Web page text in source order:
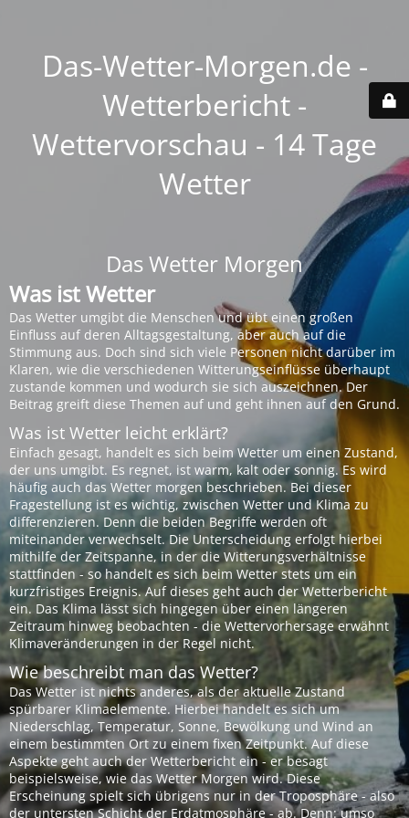
Das-Wetter-Morgen.de -
Wetterbericht -
Wettervorschau - 14 Tage
Wetter
Das Wetter Morgen
Was ist Wetter
Das Wetter umgibt die Menschen und übt einen großen
Einfluss auf deren Alltagsgestaltung, aber auch auf die
Stimmung aus. Doch sind sich viele Personen nicht darüber im
Klaren, wie die verschiedenen Witterungseinflüsse überhaupt
zustande kommen und wodurch sie sich auszeichnen. Der
Beitrag greift diese Themen auf und geht ihnen auf den Grund.
Was ist Wetter leicht erklärt?
Einfach gesagt, handelt es sich beim Wetter um einen Zustand,
der uns umgibt. Es regnet, ist warm, kalt oder sonnig. Es wird
häufig auch das Wetter morgen beschrieben. Bei dieser
Fragestellung ist es wichtig, zwischen Wetter und Klima zu
differenzieren. Denn die beiden Begriffe werden oft
miteinander verwechselt. Die Unterscheidung erfolgt hierbei
mithilfe der Zeitspanne, in der die Witterungsverhältnisse
stattfinden - so handelt es sich beim Wetter stets um ein
kurzfristiges Ereignis. Auf dieses geht auch der Wetterbericht
ein. Das Klima lässt sich hingegen über einen längeren
Zeitraum hinweg beobachten - die Wettervorhersage erwähnt
Klimaveränderungen in der Regel nicht.
Wie beschreibt man das Wetter?
Das Wetter ist nichts anderes, als der aktuelle Zustand
spürbarer Klimaelemente. Hierbei handelt es sich um
Niederschlag, Temperatur, Sonne, Bewölkung und Wind an
einem bestimmten Ort zu einem fixen Zeitpunkt. Auf diese
Aspekte geht auch der Wetterbericht ein - er besagt
beispielsweise, wie das Wetter Morgen wird. Diese
Erscheinung spielt sich übrigens nur in der Troposphäre - also
der untersten Schicht der Erdatmosphäre - ab. Denn: umso